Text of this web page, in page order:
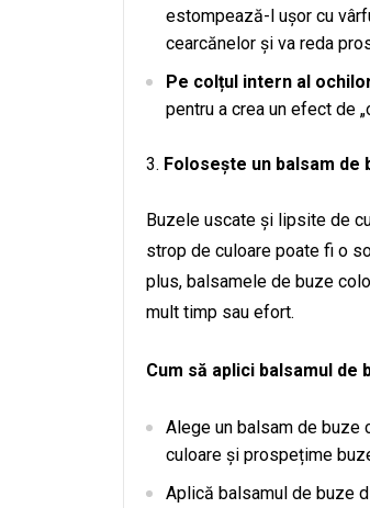
estompează-l ușor cu
cearcănelor și va reda
Pe colțul intern al
pentru a crea un efect de
Folosește un balsam
Buzele uscate și lipsite de
strop de culoare poate fi o
plus, balsamele de buze
mult timp sau efort.
Cum să aplici balsamul de
Alege un balsam de buze
culoare și prospețime
Aplică balsamul de buze